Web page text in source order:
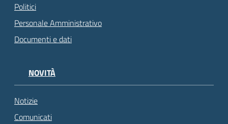
Politici
Personale Amministrativo
Documenti e dati
NOVITÀ
Notizie
Comunicati